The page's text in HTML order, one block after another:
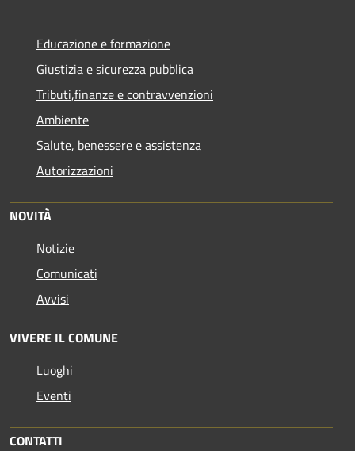
Educazione e formazione
Giustizia e sicurezza pubblica
Tributi,finanze e contravvenzioni
Ambiente
Salute, benessere e assistenza
Autorizzazioni
NOVITÀ
Notizie
Comunicati
Avvisi
VIVERE IL COMUNE
Luoghi
Eventi
CONTATTI